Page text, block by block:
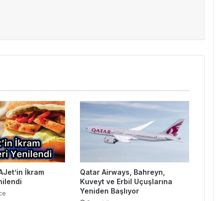
İkram
Qatar Airways, Bahreyn,
Kuveyt ve Erbil Uçuşlarına
Yeniden Başlıyor